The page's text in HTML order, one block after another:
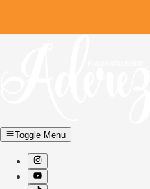
Toggle Menu